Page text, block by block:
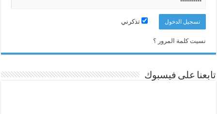
تذكرني
نسيت كلمة المرور ؟
تابعنا على فيسبوك